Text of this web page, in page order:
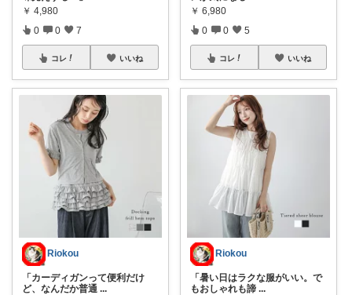
￥ 4,980
0 0 7
コレ いいね
Riokou
「カーディガンって便利だけ
ど、なんだか普通 ...
￥ 6,980
0 0 5
コレ いいね
Riokou
「暑い日はラクな服がいい。で
もおしゃれも諦 ...